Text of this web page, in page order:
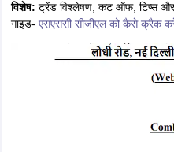
विशेष: ट्रेंड विश्लेषण, कट ऑफ, टिप्स और
गाइड- एसएससी सीजीएल को कैसे क्रैक